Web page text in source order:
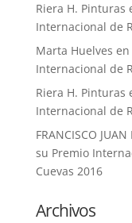
Riera H. Pinturas
Internacional de
Marta Huelves en
Internacional de
Riera H. Pinturas
Internacional de
FRANCISCO
su Premio
Cuevas 2016
Archivos